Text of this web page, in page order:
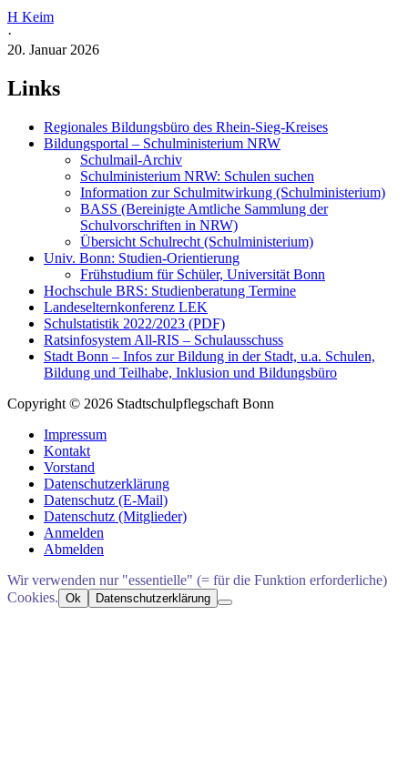
H Keim
·
20. Januar 2026
Links
Regionales Bildungsbüro des Rhein-Sieg-Kreises
Bildungsportal – Schulministerium NRW
Schulmail-Archiv
Schulministerium NRW: Schulen suchen
Information zur Schulmitwirkung (Schulministerium)
BASS (Bereinigte Amtliche Sammlung der
Schulvorschriften in NRW)
Übersicht Schulrecht (Schulministerium)
Univ. Bonn: Studien-Orientierung
Frühstudium für Schüler, Universität Bonn
Hochschule BRS: Studienberatung Termine
Landeselternkonferenz LEK
Schulstatistik 2022/2023 (PDF)
Ratsinfosystem All-RIS – Schulausschuss
Stadt Bonn – Infos zur Bildung in der Stadt, u.a. Schulen,
Bildung und Teilhabe, Inklusion und Bildungsbüro
Copyright © 2026 Stadtschulpflegschaft Bonn
Impressum
Kontakt
Vorstand
Datenschutzerklärung
Datenschutz (E-Mail)
Datenschutz (Mitglieder)
Anmelden
Abmelden
Wir verwenden nur "essentielle" (= für die Funktion erforderliche)
Cookies. Ok Datenschutzerklärung